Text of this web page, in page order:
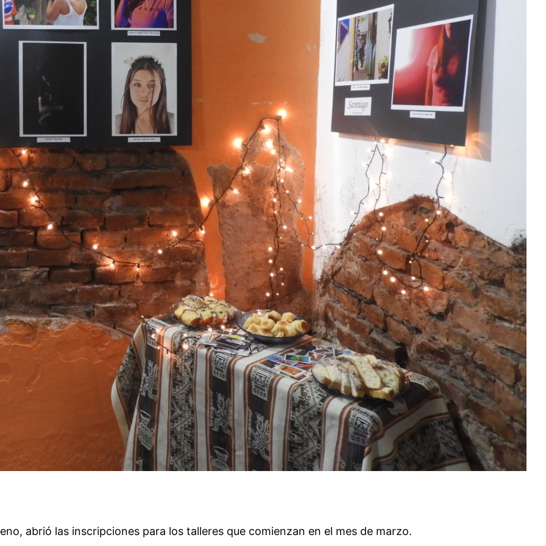
abrió las inscripciones para los talleres que comienzan en el mes de marzo.